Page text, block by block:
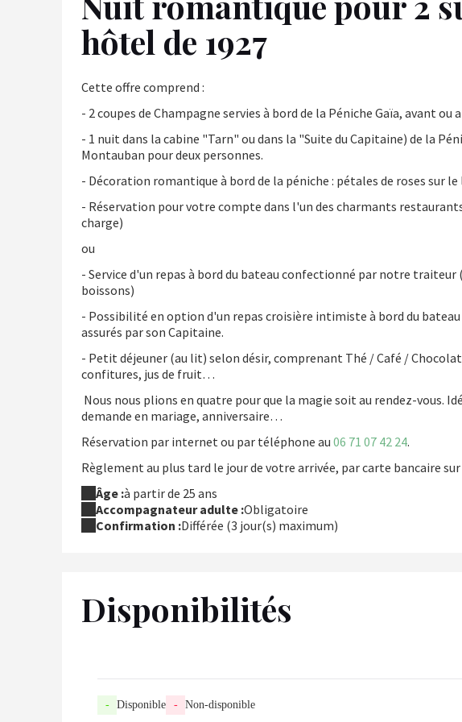
hôtel de 1927
Cette offre comprend :
- 2 coupes de Champagne servies à bord de la Péniche Gaïa, avant ou
- 1 nuit dans la cabine "Tarn" ou dans la "Suite du Capitaine) de la
Montauban pour deux personnes.
- Décoration romantique à bord de la péniche : pétales de roses sur
- Réservation pour votre compte dans l'un des charmants
charge)
ou
- Service d'un repas à bord du bateau confectionné par notre
boissons)
- Possibilité en option d'un repas croisière intimiste à bord du
assurés par son Capitaine.
- Petit déjeuner (au lit) selon désir, comprenant Thé / Café /
confitures, jus de fruit…
Nous nous plions en quatre pour que la magie soit au rendez-vous.
demande en mariage, anniversaire…
Réservation par internet ou par téléphone au 06 71 07 42 24.
Règlement au plus tard le jour de votre arrivée, par carte bancaire
Âge :à partir de 25 ans
Accompagnateur adulte :Obligatoire
Confirmation :Différée (3 jour(s) maximum)
Disponibilités
- Disponible - Non-disponible